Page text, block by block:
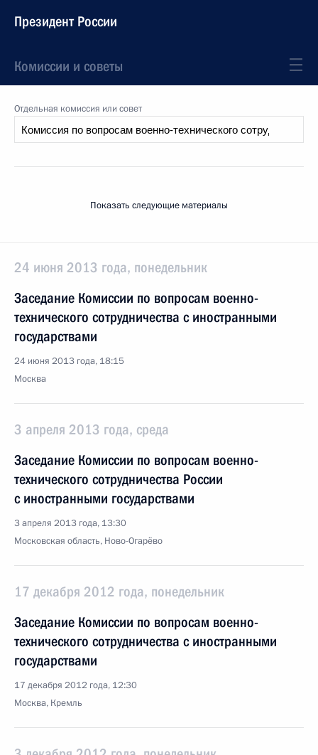
Президент России
Комиссии и советы
Отдельная комиссия или совет
Показать следующие материалы
24 июня 2013 года, понедельник
Заседание Комиссии по вопросам военно-
технического сотрудничества с иностранными
государствами
24 июня 2013 года, 18:15
Москва
3 апреля 2013 года, среда
Заседание Комиссии по вопросам военно-
технического сотрудничества России
с иностранными государствами
3 апреля 2013 года, 13:30
Московская область, Ново-Огарёво
17 декабря 2012 года, понедельник
Заседание Комиссии по вопросам военно-
технического сотрудничества с иностранными
государствами
17 декабря 2012 года, 12:30
Москва, Кремль